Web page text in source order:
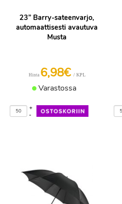
23” Barry-sateenvarjo,
automaattisesti avautuva
Musta
Hinta 6,98€ / KPL
Varastossa
-
+